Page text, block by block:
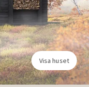
Visa huset